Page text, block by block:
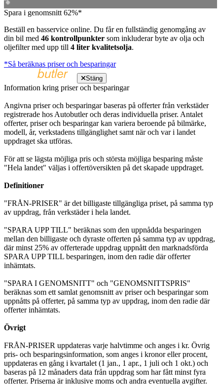
Spara i genomsnitt 62%*
Beställ en basservice online. Du får en fullständig genomgång av
din bil med 46 kontrollpunkter som inkluderar byte av olja och
oljefilter med upp till 4 liter kvalitetsolja.
*Så beräknas priser och besparingar
Stäng
Information kring priser och besparingar
Angivna priser och besparingar baseras på offerter från verkstäder
registrerade hos Autobutler och deras individuella priser. Antalet
offerter, priser och besparingar kan variera beroende på bilmärke,
modell, år, verkstadens tillgänglighet samt när och var i landet
uppdraget ska utföras.
För att se lägsta möjliga pris och största möjliga besparing måste
"Hela landet" väljas i offertöversikten på det skapade uppdraget.
Definitioner
"FRÅN-PRISER" är det billigaste tillgängliga priset, på samma typ
av uppdrag, från verkstäder i hela landet.
"SPARA UPP TILL" beräknas som den uppnådda besparingen
mellan den billigaste och dyraste offerten på samma typ av uppdrag,
där minst 25% av offerterade uppdrag uppnått den marknadsförda
SPARA UPP TILL besparingen, inom den radie där offerter
inhämtats.
"SPARA I GENOMSNITT" och "GENOMSNITTSPRIS"
beräknas som ett samlat genomsnitt av priser och besparingar som
uppnåtts på offerter, på samma typ av uppdrag, inom den radie där
offerter inhämtats.
Övrigt
FRÅN-PRISER uppdateras varje halvtimme och anges i kr. Övrig
pris- och besparingsinformation, som anges i kronor eller procent,
uppdateras en gång i kvartalet (1 jan., 1 apr., 1 juli och 1 okt.) och
baseras på 12 månaders data från uppdrag som har fått minst fyra
offerter. Priserna är inklusive moms och andra eventuella avgifter.